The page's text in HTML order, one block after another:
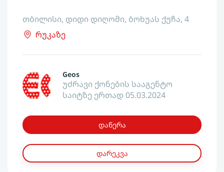
თბილისი, დიდი დიღომი, ბოხუას ქუჩა, 4
რუკაზე
Geos
უძრავი ქონების სააგენტო
საიტზე ერთად 05.03.2024
დაწერა
დარეკვა